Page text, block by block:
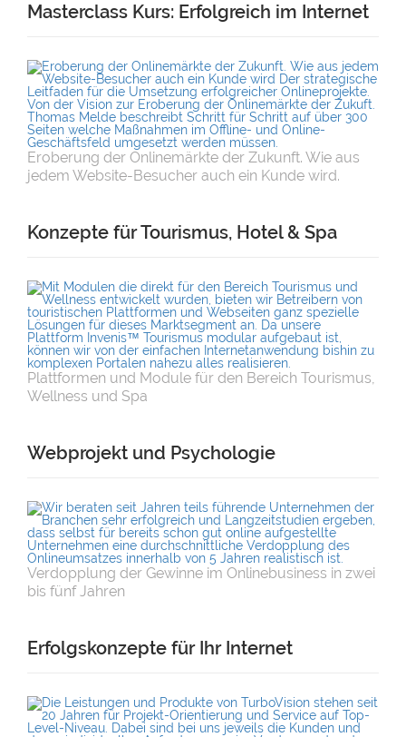
Masterclass Kurs: Erfolgreich im Internet
Eroberung der Onlinemärkte der Zukunft. Wie aus
jedem Website-Besucher auch ein Kunde wird.
Konzepte für Tourismus, Hotel & Spa
Plattformen und Module für den Bereich Tourismus,
Wellness und Spa
Webprojekt und Psychologie
Verdopplung der Gewinne im Onlinebusiness in zwei
bis fünf Jahren
Erfolgskonzepte für Ihr Internet